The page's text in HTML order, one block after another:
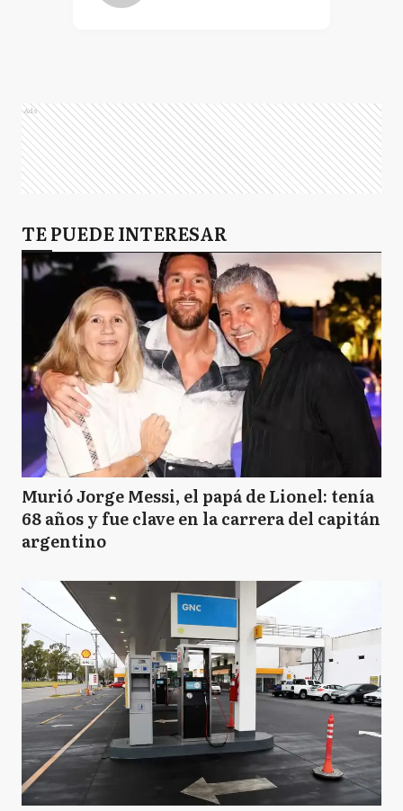
Ads
TE PUEDE INTERESAR
Murió Jorge Messi, el papá de Lionel: tenía
68 años y fue clave en la carrera del capitán
argentino